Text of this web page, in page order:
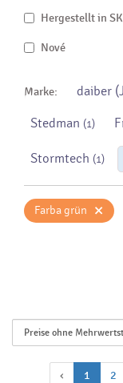
Hergestellt in
Nové
Marke: daiber
Stedman (1)
Stormtech (1)
Farba grün ×
‹ 1 2